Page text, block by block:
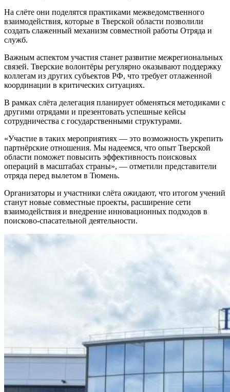
На слёте они поделятся практиками межведомственного
взаимодействия, которые в Тверской области позволили
создать слаженный механизм совместной работы Отряда и
служб.
Важным аспектом участия станет развитие межрегиональных
связей. Тверские волонтёры регулярно оказывают поддержку
коллегам из других субъектов РФ, что требует отлаженной
координации в критических ситуациях.
В рамках слёта делегация планирует обменяться методиками с
другими отрядами и презентовать успешные кейсы
сотрудничества с государственными структурами.
«Участие в таких мероприятиях — это возможность укрепить
партнёрские отношения. Мы надеемся, что опыт Тверской
области поможет повысить эффективность поисковых
операций в масштабах страны», — отметили представители
отряда перед вылетом в Тюмень.
Организаторы и участники слёта ожидают, что итогом учений
станут новые совместные проекты, расширение сети
взаимодействия и внедрение инновационных подходов в
поисково-спасательной деятельности.